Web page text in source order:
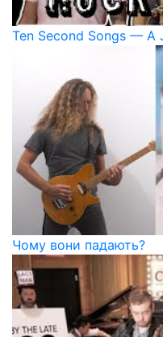
Ten Second Songs — A
Чому вони падають?